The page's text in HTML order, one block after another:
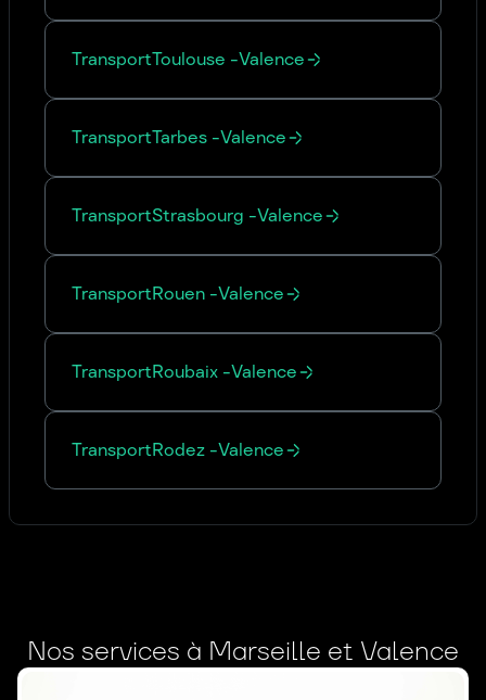
TransportToulouse -Valence
TransportTarbes -Valence
TransportStrasbourg -Valence
TransportRouen -Valence
TransportRoubaix -Valence
TransportRodez -Valence
Nos services à Marseille et Valence